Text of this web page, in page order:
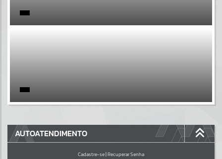
Por favor, aguarde...
GALERIAS
Por favor, aguarde...
AUTOATENDIMENTO
Cadastre-se|Recuperar Senha